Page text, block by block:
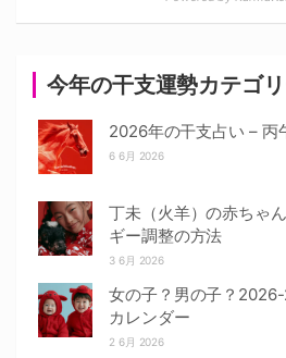
今年の干支運勢カテゴ
2026年の干支占い – 丙
6 6月 2026
丁未（火羊）の赤ちゃ
ギー調整の方法
3 6月 2026
女の子？男の子？
カレンダー
2 6月 2026